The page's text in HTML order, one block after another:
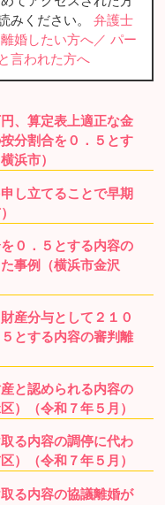
みください。弁護士
婚したい方へ／ パー
言われた方へ
、算定表上適正な金
分割合を０．５とす
浜市）
し立てることで早期
０．５とする内容の
事例（横浜市金沢
産分与として２１０
とする内容の審判離
と認められる内容の
）（令和７年５月）
る内容の調停に代わ
）（令和７年５月）
る内容の協議離婚が